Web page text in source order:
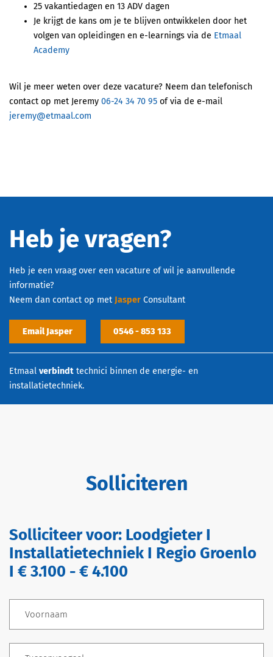
25 vakantiedagen en 13 ADV dagen
Je krijgt de kans om je te blijven ontwikkelen door het
volgen van opleidingen en e-learnings via de Etmaal
Academy
Wil je meer weten over deze vacature? Neem dan telefonisch
contact op met Jeremy 06-24 34 70 95 of via de e-mail
jeremy@etmaal.com
Heb je vragen?
Heb je een vraag over een vacature of wil je aanvullende
informatie?
Neem dan contact op met Jasper Consultant
Email Jasper 0546 - 853 133
Etmaal verbindt technici binnen de energie- en
installatietechniek.
Solliciteren
Solliciteer voor: Loodgieter I
Installatietechniek I Regio Groenlo
I € 3.100 - € 4.100